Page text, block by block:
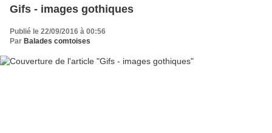
Gifs - images gothiques
Publié le 22/09/2016 à 00:56
Par Balades comtoises